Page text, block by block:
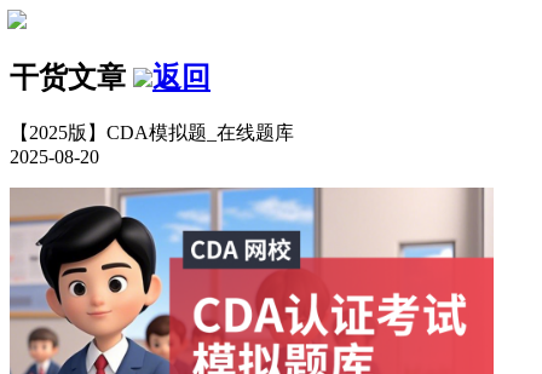
干货文章 返回
【2025版】CDA模拟题_在线题库
2025-08-20